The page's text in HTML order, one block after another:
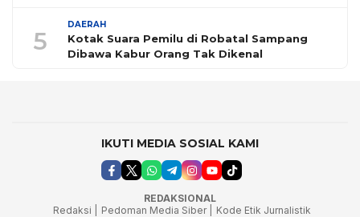
5
DAERAH
Kotak Suara Pemilu di Robatal Sampang
Dibawa Kabur Orang Tak Dikenal
IKUTI MEDIA SOSIAL KAMI
REDAKSIONAL
Redaksi |
Pedoman Media Siber |
Kode Etik Jurnalistik